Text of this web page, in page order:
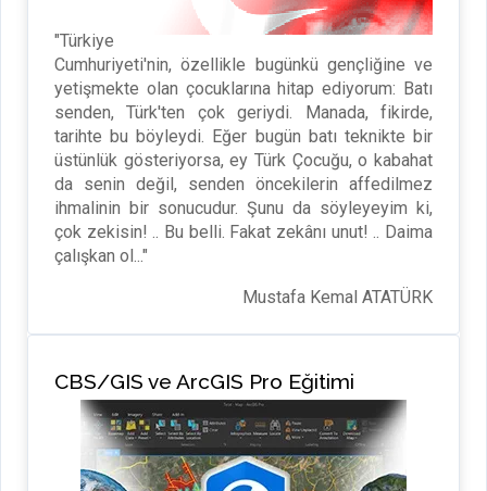
"Türkiye
Cumhuriyeti'nin, özellikle bugünkü gençliğine ve
yetişmekte olan çocuklarına hitap ediyorum: Batı
senden, Türk'ten çok geriydi. Manada, fikirde,
tarihte bu böyleydi. Eğer bugün batı teknikte bir
üstünlük gösteriyorsa, ey Türk Çocuğu, o kabahat
da senin değil, senden öncekilerin affedilmez
ihmalinin bir sonucudur. Şunu da söyleyeyim ki,
çok zekisin! .. Bu belli. Fakat zekânı unut! .. Daima
çalışkan ol..."
Mustafa Kemal ATATÜRK
CBS/GIS ve ArcGIS Pro Eğitimi